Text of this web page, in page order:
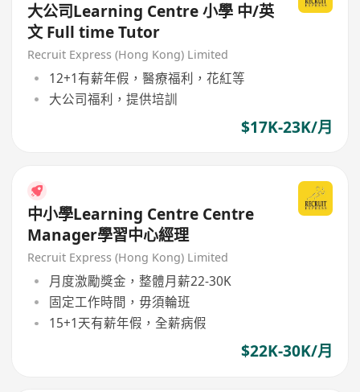
大公司Learning Centre 小學 中/英
文 Full time Tutor
Recruit Express (Hong Kong) Limited
12+1有薪年假，醫療福利，花紅等
大公司福利，提供培訓
$17K-23K/月
中小學Learning Centre Centre
Manager學習中心經理
Recruit Express (Hong Kong) Limited
月度激勵獎金，整體月薪22-30K
固定工作時間，毋須輪班
15+1天有薪年假，全薪病假
$22K-30K/月